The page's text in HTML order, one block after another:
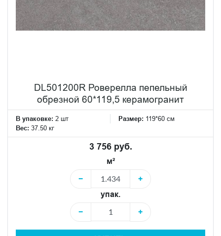
DL501200R Роверелла пепельный
обрезной 60*119,5 керамогранит
В упаковке: 2 шт Размер: 119*60 см
Вес: 37.50 кг
3 756 руб.
м²
−
+
упак.
−
+